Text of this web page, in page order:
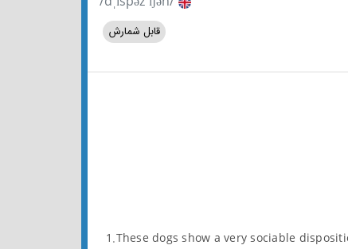
قابل شمارش
1.These dogs show a very sociable